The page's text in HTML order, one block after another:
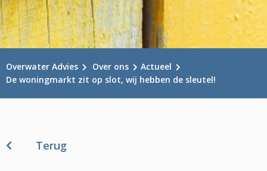
Overwater Advies Over ons
Actueel
De woningmarkt zit op slot, wij hebben de sleutel!
Terug